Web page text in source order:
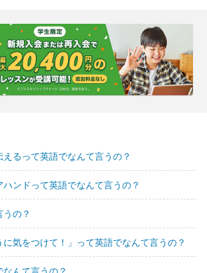
るって英語でなんて言うの？
ンドって英語でなんて言うの？
の？
に気をつけて！」って英語でなんて言うの？